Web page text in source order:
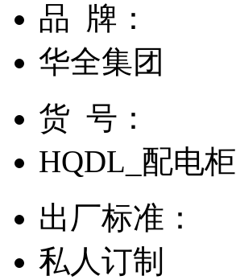
品 牌：
华全集团
货 号：
HQDL_配电柜
出厂标准：
私人订制